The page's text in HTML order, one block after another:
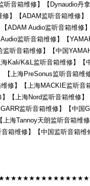
音箱维修】【Dynaudio丹
】【ADAM监听音箱维修
ADAM Audio监听音箱维修
监听音箱维修】【
听音箱维修】【中国
Kali/K&L监听音箱维修】
【上海PreSonus监听音箱
修】【上海MACKIE监听
【上海Nord监听音箱维修
监听音箱维修】【中国
海Tannoy天朗监听音箱维
箱维修】【中国监听音箱维